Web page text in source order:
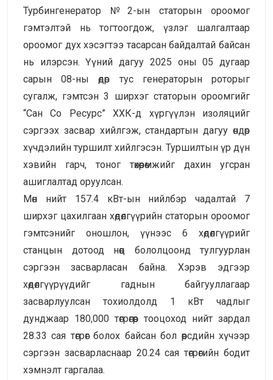
Турбингенератор №2-ын статорын ороомог
гэмтэлтэй нь тогтоогдож, үзлэг шалгалтаар
ороомог дух хэсэгтээ тасарсан байдалтай байсан
нь илэрсэн. Үүний дагуу 2025 оны 05 дугаар
сарын 08-ны өдөр тус генераторын роторыг
сугалж, гэмтсэн 3 ширхэг статорын ороомгийг
“Сан Со Ресурс” ХХК-д хүргүүлэн изоляцийг
сэргээх засвар хийлгэж, стандартын дагуу өндөр
хүчдэлийн туршилт хийлгэсэн. Туршилтын үр дүн
хэвийн гарч, тоног төхөөрөмжийг дахин угсран
ашиглалтад оруулсан.
Мөн нийт 157.4 кВт-ын нийлбэр чадалтай 7
ширхэг цахилгаан хөдөлгүүрийн статорын ороомог
гэмтсэнийг оношлон, үүнээс 6 хөдөлгүүрийг
станцын дотоод нөөц бололцоонд тулгуурлан
сэргээн засварласан байна. Хэрэв эдгээр
хөдөлгүүрүүдийг гаднын байгууллагаар
засварлуулсан тохиолдолд 1 кВт чадлыг
дунджаар 180,000 төгрөгөөр тооцоход нийт зардал
28.33 сая төгрөг болох байсан бол өөрсдийн хүчээр
сэргээн засварласнаар 20.24 сая төгрөгийн бодит
хэмнэлт гаргалаа.